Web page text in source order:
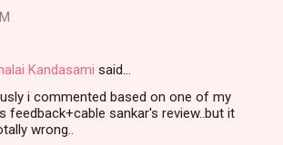
Kandasami said…
i commented based on one of my
feedback+cable sankar's review..but it
wrong..